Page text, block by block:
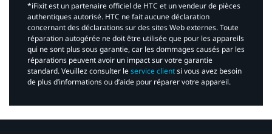
*iFixit est un partenaire officiel de HTC et un vendeur de pièces
authentiques autorisé. HTC ne fait aucune déclaration
concernant des déclarations sur des sites Web externes. Toute
réparation autogérée ne doit être utilisée que pour les appareils
qui ne sont plus sous garantie, car les dommages causés par les
réparations peuvent avoir un impact sur votre garantie
standard. Veuillez consulter leservice clientsi vous avez besoin
de plus d’informations ou d’aide pour réparer votre appareil.​